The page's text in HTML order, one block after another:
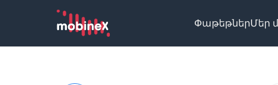
ՓաթեթներՄեր